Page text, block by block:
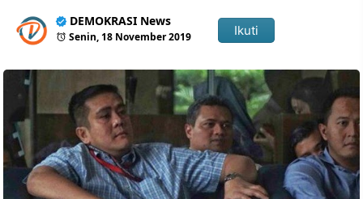
DEMOKRASI News
Senin, 18 November 2019 Ikuti